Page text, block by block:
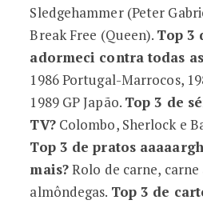
Sledgehammer (Peter
Break Free (Queen). Top 3
adormeci contra todas
1986 Portugal-Marrocos,
1989 GP Japão. Top 3 de
TV?Colombo, Sherlock e
Top 3 de pratos
mais?Rolo de carne, carne
almôndegas. Top 3 de